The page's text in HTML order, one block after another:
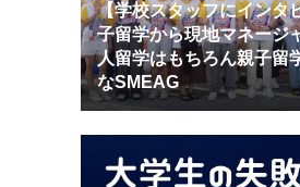
【学校スタッフにインタ
子留学から現地マネージ
人留学はもちろん親子留
なSMEAG